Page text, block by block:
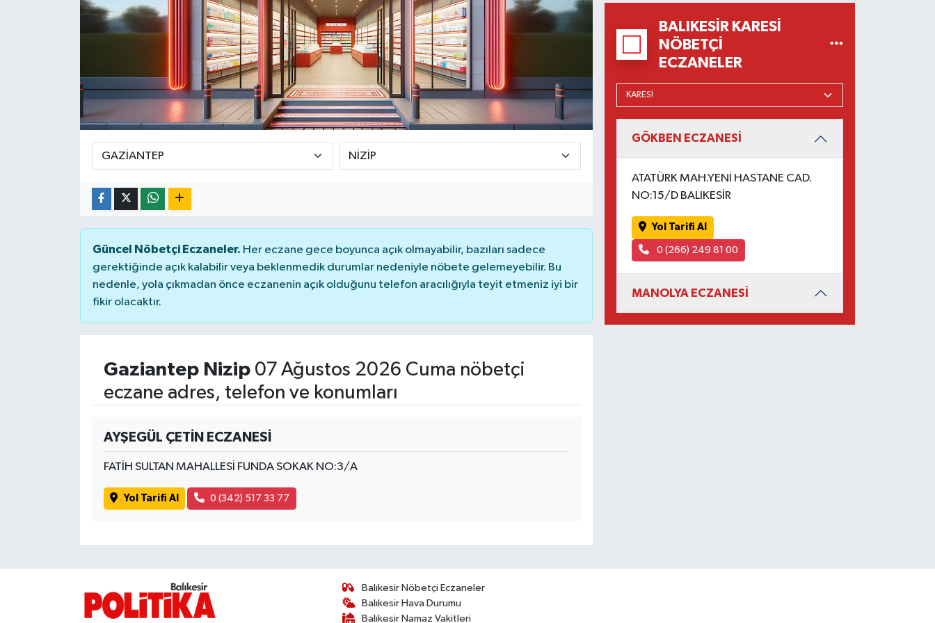
Güncel Nöbetçi Eczaneler. Her eczane gece boyunca açık olmayabilir, bazıları sadece
gerektiğinde açık kalabilir veya beklenmedik durumlar nedeniyle nöbete gelemeyebilir. Bu
nedenle, yola çıkmadan önce eczanenin açık olduğunu telefon aracılığıyla teyit etmeniz iyi bir
fikir olacaktır.
Gaziantep Nizip07 Ağustos 2026 Cuma nöbetçi
eczane adres, telefon ve konumları
AYŞEGÜL ÇETİN ECZANESİ
FATİH SULTAN MAHALLESİ FUNDA SOKAK NO:3/A
Yol Tarifi Al 0 (342) 517 33 77
BALIKESIR KARESI
NÖBETÇI
ECZANELER
GÖKBEN ECZANESİ
ATATÜRK MAH.YENİ HASTANE CAD.
NO:15/D BALIKESİR
Yol Tarifi Al
0 (266) 249 81 00
MANOLYA ECZANESİ
Balıkesir Nöbetçi Eczaneler
Balıkesir Hava Durumu
Balıkesir Namaz Vakitleri
EĞİTİM
EKONOMİ
KENT GÜNDEMİ
KÜLTÜR-SANAT